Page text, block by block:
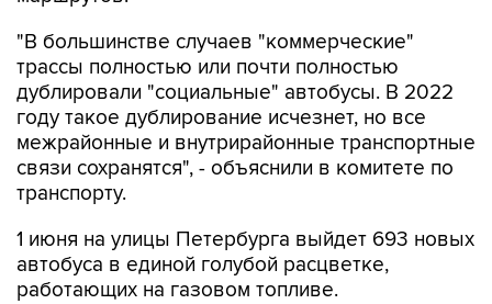
"В большинстве случаев "коммерческие"
трассы полностью или почти полностью
дублировали "социальные" автобусы. В 2022
году такое дублирование исчезнет, но все
межрайонные и внутрирайонные транспортные
связи сохранятся", - объяснили в комитете по
транспорту.
1 июня на улицы Петербурга выйдет 693 новых
автобуса в единой голубой расцветке,
работающих на газовом топливе.